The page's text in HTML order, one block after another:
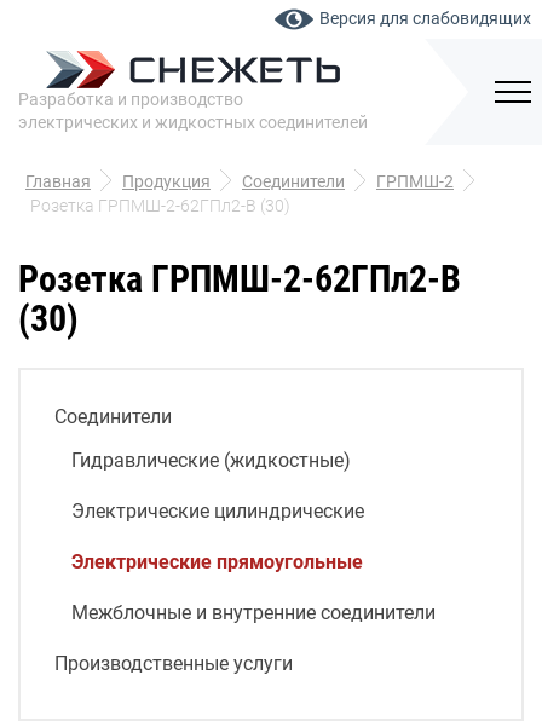
Версия для слабовидящих
Разработка и производство
электрических и жидкостных соединителей
Главная Продукция Соединители
ГРПМШ-2
Розетка ГРПМШ-2-62ГПл2-В (30)
Розетка ГРПМШ-2-62ГПл2-В
(30)
Соединители
Гидравлические (жидкостные)
Электрические цилиндрические
Электрические прямоугольные
Межблочные и внутренние соединители
Производственные услуги